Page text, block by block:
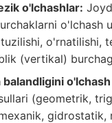
o'lchashlar:
o'lchash
o'rnatilishi,
(vertikal)
balandligini
(geometrik,
gidrostatik,